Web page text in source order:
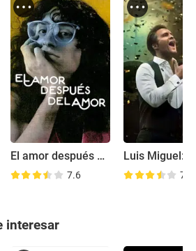
El amor después del amor
7.6 7.5
interesar